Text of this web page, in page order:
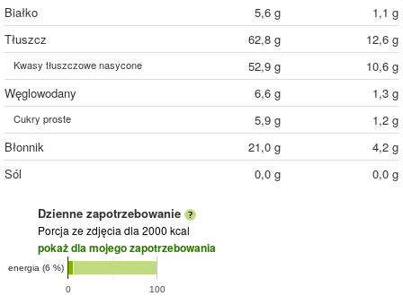
Białko
5,6 g
1,1 g
Tłuszcz
62,8 g 12,6 g
Kwasy tłuszczowe nasycone 52,9 g
10,6 g
Węglowodany
6,6 g 1,3 g
Cukry proste 5,9 g
1,2 g
Błonnik
21,0 g
4,2 g
Sól
0,0 g 0,0 g
Dzienne zapotrzebowanie
Porcja ze zdjęcia dla 2000 kcal
pokaż dla mojego zapotrzebowania
0 100
energia (6 %)